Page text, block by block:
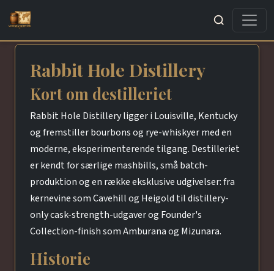
Søg
Rabbit Hole Distillery
Kort om destilleriet
Rabbit Hole Distillery ligger i Louisville, Kentucky
og fremstiller bourbons og rye-whiskyer med en
moderne, eksperimenterende tilgang. Destilleriet
er kendt for særlige mashbills, små batch-
produktion og en række eksklusive udgivelser: fra
kernevine som Cavehill og Heigold til distillery-
only cask-strength-udgaver og Founder's
Collection-finish som Amburana og Mizunara.
Historie